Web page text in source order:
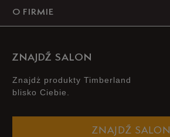
O FIRMIE
ZNAJDŹ SALON
Znajdż produkty Timberland
blisko Ciebie.
ZNAJDŹ SALON